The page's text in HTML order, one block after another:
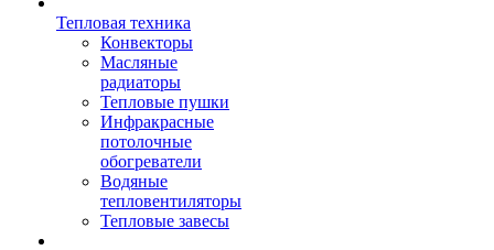
Тепловая техника
Конвекторы
Масляные
радиаторы
Тепловые пушки
Инфракрасные
потолочные
обогреватели
Водяные
тепловентиляторы
Тепловые завесы